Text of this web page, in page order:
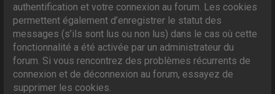
authentification et votre connexion au forum. Les cookies
permettent également d’enregistrer le statut des
messages (s’ils sont lus ou non lus) dans le cas où cette
fonctionnalité a été activée par un administrateur du
forum. Si vous rencontrez des problèmes récurrents de
connexion et de déconnexion au forum, essayez de
supprimer les cookies.